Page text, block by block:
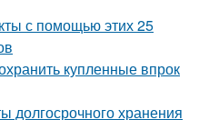
с помощью этих 25
купленные впрок
долгосрочного хранения